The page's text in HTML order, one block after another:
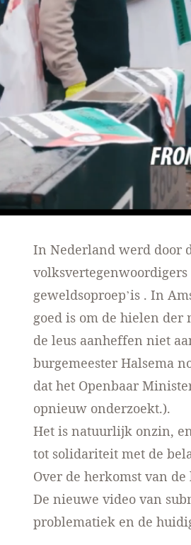
In Nederland werd door
volksvertegenwoordigers
geweldsoproep’is . In
goed is om de hielen
de leus aanheffen niet
burgemeester Halsema
dat het Openbaar
opnieuw onderzoekt.).
Het is natuurlijk onzin,
tot solidariteit met de
Over de herkomst van
De nieuwe video van
problematiek en de